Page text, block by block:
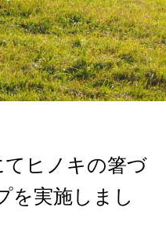
介
域
ー
ること
てヒノキの箸づ
を実施しまし